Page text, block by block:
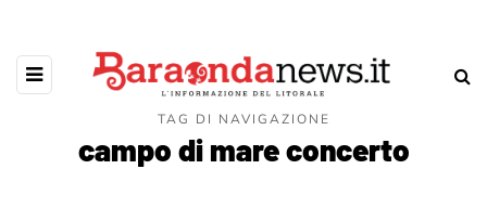
TAG DI NAVIGAZIONE
campo di mare concerto